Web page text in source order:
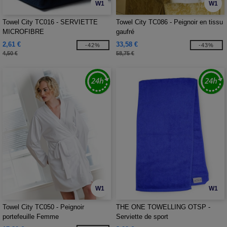
W1
Towel City TC016 - SERVIETTE
MICROFIBRE
2,61 €
4,50 €
-42%
W1
Towel City TC086 - Peignoir en tissu
gaufré
33,58 €
58,75 €
-43%
W1
Towel City TC050 - Peignoir
portefeuille Femme
W1
THE ONE TOWELLING OTSP -
Serviette de sport